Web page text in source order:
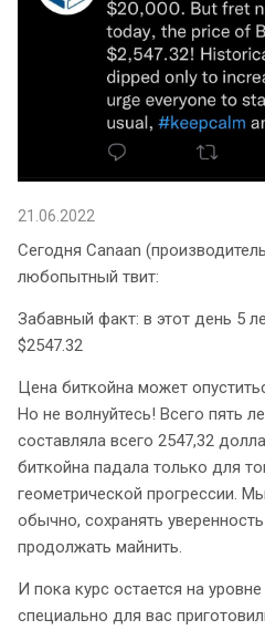
21.06.2022
Сегодня Canaan
любопытный твит:
Забавный факт: в этот день 5
$2547.32
Цена биткойна может
Но не волнуйтесь! Всего пять
составляла всего 2547,32
биткойна падала только для
геометрической прогрессии.
обычно, сохранять
продолжать майнить.
И пока курс остается на
специально для вас